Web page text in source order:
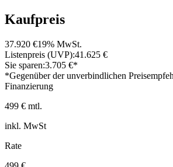
Kaufpreis
37.920 €19% MwSt.
Listenpreis (UVP):41.625 €
Sie sparen:3.705 €*
*Gegenüber der unverbindlichen
Finanzierung
499 € mtl.
inkl. MwSt
Rate